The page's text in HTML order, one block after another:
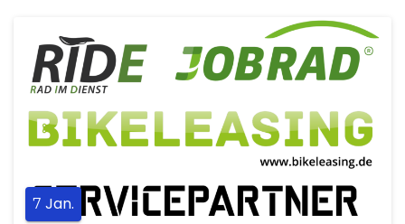
7 Jan.